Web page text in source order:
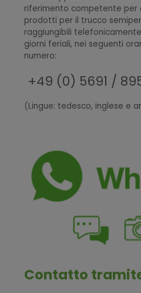
riferimento competente per
prodotti per il trucco
raggiungibili
giorni feriali, nei seguenti
numero:
+49 (0) 5691 /
(Lingue: tedesco, inglese e
Contatto